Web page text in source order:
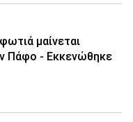
μαίνεται
Πάφο - Εκκενώθηκε